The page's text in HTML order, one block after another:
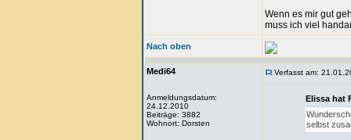
Wenn es mir gut
muss ich viel
Nach oben
Medi64
Anmeldungsdatum:
24.12.2010
Beiträge: 3882
Wohnort: Dorsten
Verfasst am:
Elissa hat
selbst